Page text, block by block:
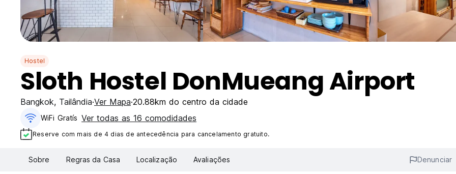
Hostel
Sloth Hostel DonMueang Airport
Bangkok, Tailândia Ver Mapa 20.88km do centro da cidade
WiFi Gratís Ver todas as 16 comodidades
Reserve com mais de 4 dias de antecedência para cancelamento gratuito.
Sobre Regras da Casa Localização Avaliações Denunciar